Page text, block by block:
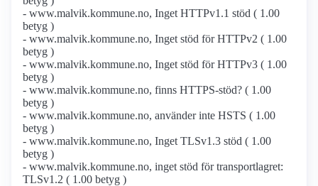
- www.malvik.kommune.no, Inget HTTPv1.1 stöd ( 1.00
betyg )
- www.malvik.kommune.no, Inget stöd för HTTPv2 ( 1.00
betyg )
- www.malvik.kommune.no, Inget stöd för HTTPv3 ( 1.00
betyg )
- www.malvik.kommune.no, finns HTTPS-stöd? ( 1.00
betyg )
- www.malvik.kommune.no, använder inte HSTS ( 1.00
betyg )
- www.malvik.kommune.no, Inget TLSv1.3 stöd ( 1.00
betyg )
- www.malvik.kommune.no, inget stöd för transportlagret:
TLSv1.2 ( 1.00 betyg )